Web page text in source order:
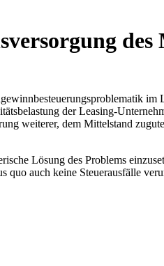
der Leasing-
weiterer, dem Mittelstand
Lösung des Problems
quo auch keine Steuerausfälle